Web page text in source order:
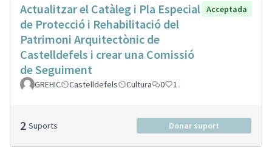
Actualitzar el Catàleg i Pla Especial
de Protecció i Rehabilitació del
Patrimoni Arquitectònic de
Castelldefels i crear una Comissió
de Seguiment
Acceptada
GREHIC Castelldefels Cultura 0 1
2 Suports Donar suport